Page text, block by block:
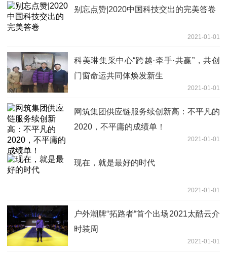
别忘点赞|2020中国科技交出的完美答卷
2021-01-01
科美琳集采中心“跨越·牵手·共赢”，共创
门窗命运共同体焕发新生
2021-01-01
网筑集团供应链服务续创新高：不平凡的
2020，不平庸的成绩单！
2021-01-01
现在，就是最好的时代
2021-01-01
户外潮牌“拓路者“首个出场2021太酷云介
时装周
2021-01-01